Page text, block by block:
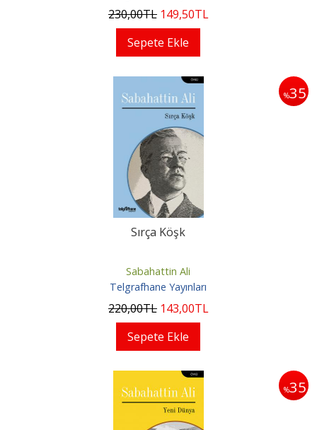
230,00TL 149,50TL
Sepete Ekle
%35
Sırça Köşk
Sabahattin Ali
Telgrafhane Yayınları
220,00TL 143,00TL
Sepete Ekle
%35